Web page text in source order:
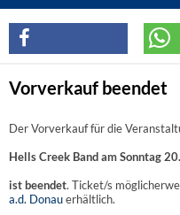
Vorverkauf beendet
Der Vorverkauf für die
Hells Creek Band am Sonntag
ist beendet. Ticket/s
a.d. Donauerhältlich.